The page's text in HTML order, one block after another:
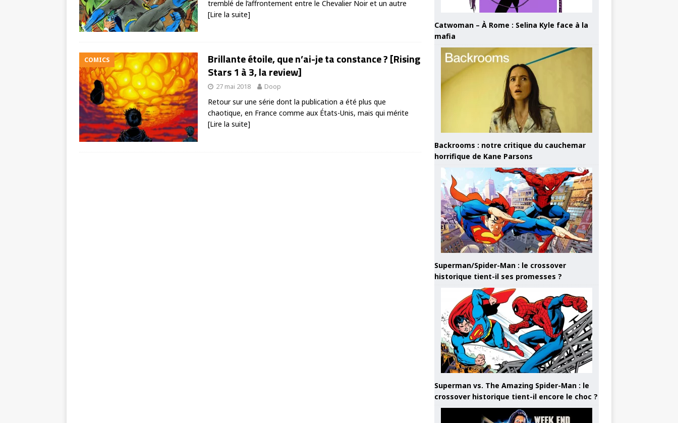
tremblé de l’affrontement entre le Chevalier Noir et un autre
[Lire la suite]
COMICS
Brillante étoile, que n’ai-je ta constance ? [Rising
Stars 1 à 3, la review]
27 mai 2018 Doop
Retour sur une série dont la publication a été plus que
chaotique, en France comme aux États-Unis, mais qui mérite
[Lire la suite]
Catwoman – À Rome : Selina Kyle face à la
mafia
Backrooms : notre critique du cauchemar
horrifique de Kane Parsons
Superman/Spider-Man : le crossover
historique tient-il ses promesses ?
Superman vs. The Amazing Spider-Man : le
crossover historique tient-il encore le choc ?